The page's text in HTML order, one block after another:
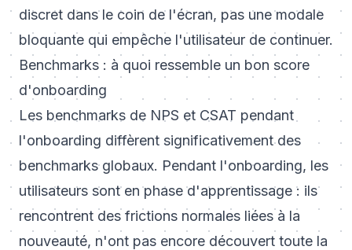
discret dans le coin de l'écran, pas une modale
bloquante qui empêche l'utilisateur de continuer.
Benchmarks : à quoi ressemble un bon score
d'onboarding
Les benchmarks de NPS et CSAT pendant
l'onboarding diffèrent significativement des
benchmarks globaux. Pendant l'onboarding, les
utilisateurs sont en phase d'apprentissage : ils
rencontrent des frictions normales liées à la
nouveauté, n'ont pas encore découvert toute la